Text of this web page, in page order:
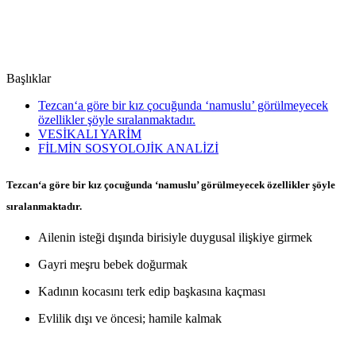
Başlıklar
Tezcan‘a göre bir kız çocuğunda ‘namuslu’ görülmeyecek
özellikler şöyle sıralanmaktadır.
VESİKALI YARİM
FİLMİN SOSYOLOJİK ANALİZİ
Tezcan‘a göre bir kız çocuğunda ‘namuslu’ görülmeyecek özellikler şöyle
sıralanmaktadır.
Ailenin isteği dışında birisiyle duygusal ilişkiye girmek
Gayri meşru bebek doğurmak
Kadının kocasını terk edip başkasına kaçması
Evlilik dışı ve öncesi; hamile kalmak